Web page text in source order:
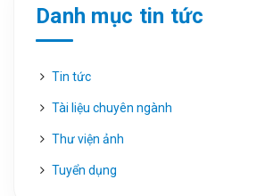
Danh mục tin tức
Tin tức
Tài liệu chuyên ngành
Thư viện ảnh
Tuyển dụng